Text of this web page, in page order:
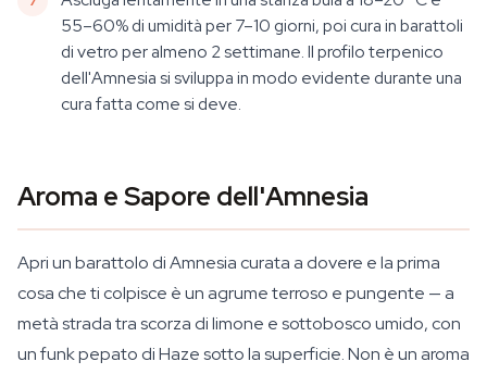
55–60% di umidità per 7–10 giorni, poi cura in barattoli
di vetro per almeno 2 settimane. Il profilo terpenico
dell'Amnesia si sviluppa in modo evidente durante una
cura fatta come si deve.
Aroma e Sapore dell'Amnesia
Apri un barattolo di Amnesia curata a dovere e la prima
cosa che ti colpisce è un agrume terroso e pungente — a
metà strada tra scorza di limone e sottobosco umido, con
un funk pepato di Haze sotto la superficie. Non è un aroma